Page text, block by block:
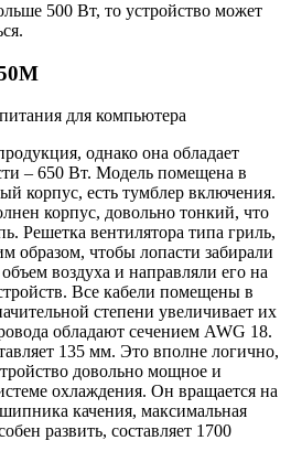
500 Вт, то устройство может
однако она обладает
– 650 Вт. Модель помещена в
корпус, есть тумблер включения.
корпус, довольно тонкий, что
Решетка вентилятора типа гриль,
образом, чтобы лопасти забирали
воздуха и направляли его на
Все кабели помещены в
степени увеличивает их
обладают сечением AWG 18.
135 мм. Это вполне логично,
довольно мощное и
охлаждения. Он вращается на
качения, максимальная
развить, составляет 1700